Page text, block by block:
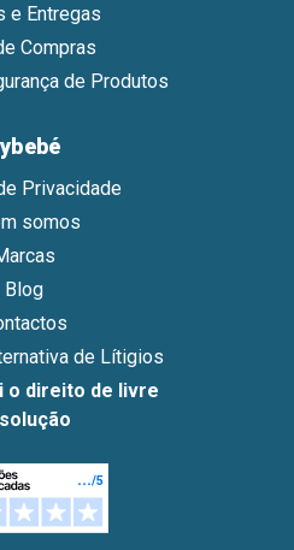
e Entregas
Compras
de Produtos
Privacidade
somos
Blog
de Lítigios
o direito de livre